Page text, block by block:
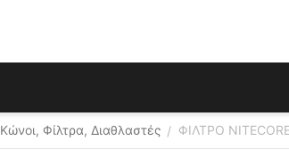
Κώνοι, Φίλτρα, Διαθλαστές / ΦΙΛΤΡΟ